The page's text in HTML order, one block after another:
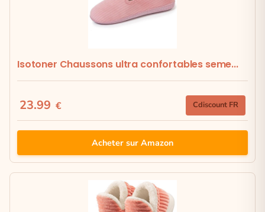
Isotoner Chaussons ultra confortables seme...
23.99 € Cdiscount FR
Acheter sur Amazon